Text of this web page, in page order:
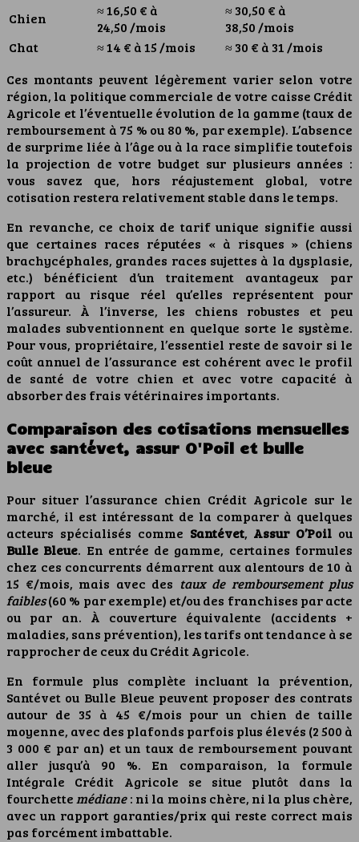
Chien
≈ 16,50 € à
24,50 /mois
≈ 30,50 € à
38,50 /mois
Chat
≈ 14 € à 15 /mois
≈ 30 € à 31 /mois
Ces montants peuvent légèrement varier selon votre
région, la politique commerciale de votre caisse Crédit
Agricole et l’éventuelle évolution de la gamme (taux de
remboursement à 75 % ou 80 %, par exemple). L’absence
de surprime liée à l’âge ou à la race simplifie toutefois
la projection de votre budget sur plusieurs années :
vous savez que, hors réajustement global, votre
cotisation restera relativement stable dans le temps.
En revanche, ce choix de tarif unique signifie aussi
que certaines races réputées « à risques » (chiens
brachycéphales, grandes races sujettes à la dysplasie,
etc.) bénéficient d’un traitement avantageux par
rapport au risque réel qu’elles représentent pour
l’assureur. À l’inverse, les chiens robustes et peu
malades subventionnent en quelque sorte le système.
Pour vous, propriétaire, l’essentiel reste de savoir si le
coût annuel de l’assurance est cohérent avec le profil
de santé de votre chien et avec votre capacité à
absorber des frais vétérinaires importants.
Comparaison des cotisations mensuelles
avec santévet, assur O'Poil et bulle
bleue
Pour situer l’assurance chien Crédit Agricole sur le
marché, il est intéressant de la comparer à quelques
acteurs spécialisés comme Santévet, Assur O’Poil ou
Bulle Bleue. En entrée de gamme, certaines formules
chez ces concurrents démarrent aux alentours de 10 à
15 €/mois, mais avec des taux de remboursement plus
faibles(60 % par exemple) et/ou des franchises par acte
ou par an. À couverture équivalente (accidents +
maladies, sans prévention), les tarifs ont tendance à se
rapprocher de ceux du Crédit Agricole.
En formule plus complète incluant la prévention,
Santévet ou Bulle Bleue peuvent proposer des contrats
autour de 35 à 45 €/mois pour un chien de taille
moyenne, avec des plafonds parfois plus élevés (2 500 à
3 000 € par an) et un taux de remboursement pouvant
aller jusqu’à 90 %. En comparaison, la formule
Intégrale Crédit Agricole se situe plutôt dans la
fourchettemédiane: ni la moins chère, ni la plus chère,
avec un rapport garanties/prix qui reste correct mais
pas forcément imbattable.